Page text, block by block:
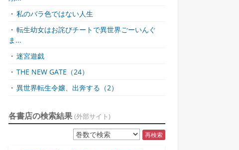
・ 私のバラ色ではない人生
・ 転生幼女はお詫びチートで異世界ごーいんぐ
ま...
・ 迷宮遊戯
・ THE NEW GATE（24）
・ 異世界転生令嬢、出奔する（2）
各書店の検索結果 (外部サイト)
再検索